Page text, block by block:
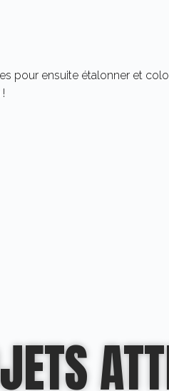
pour ensuite étalonner et